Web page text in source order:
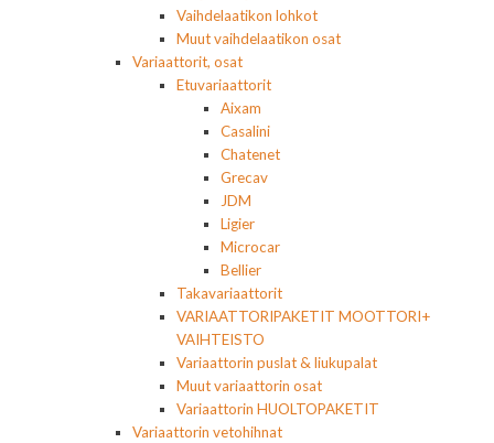
Vaihdelaatikon lohkot
Muut vaihdelaatikon osat
Variaattorit, osat
Etuvariaattorit
Aixam
Casalini
Chatenet
Grecav
JDM
Ligier
Microcar
Bellier
Takavariaattorit
VARIAATTORIPAKETIT MOOTTORI+
VAIHTEISTO
Variaattorin puslat & liukupalat
Muut variaattorin osat
Variaattorin HUOLTOPAKETIT
Variaattorin vetohihnat